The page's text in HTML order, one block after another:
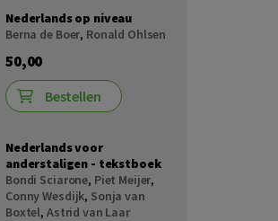
Nederlands op niveau
Berna de Boer, Ronald Ohlsen
50,00
Bestellen
Nederlands voor
anderstaligen - tekstboek
Bondi Sciarone, Piet Meijer,
Conny Wesdijk, Sonja van
Boxtel, Astrid van Laar